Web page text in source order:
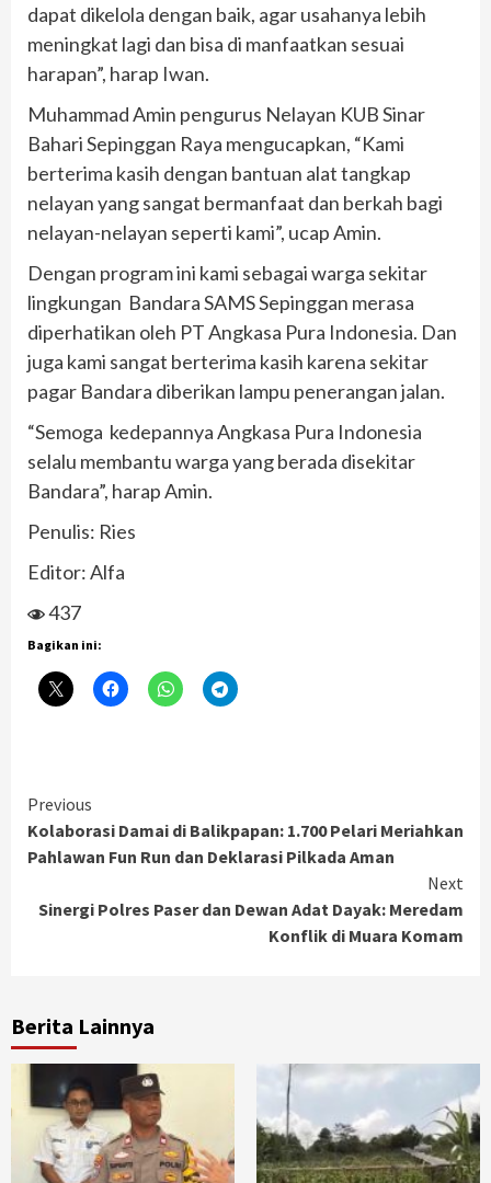
dapat dikelola dengan baik, agar usahanya lebih
meningkat lagi dan bisa di manfaatkan sesuai
harapan”, harap Iwan.
Muhammad Amin pengurus Nelayan KUB Sinar
Bahari Sepinggan Raya mengucapkan, “Kami
berterima kasih dengan bantuan alat tangkap
nelayan yang sangat bermanfaat dan berkah bagi
nelayan-nelayan seperti kami”, ucap Amin.
Dengan program ini kami sebagai warga sekitar
lingkungan Bandara SAMS Sepinggan merasa
diperhatikan oleh PT Angkasa Pura Indonesia. Dan
juga kami sangat berterima kasih karena sekitar
pagar Bandara diberikan lampu penerangan jalan.
“Semoga kedepannya Angkasa Pura Indonesia
selalu membantu warga yang berada disekitar
Bandara”, harap Amin.
Penulis: Ries
Editor: Alfa
437
Bagikan ini:
Continue
Reading
Previous
Kolaborasi Damai di Balikpapan: 1.700 Pelari Meriahkan
Pahlawan Fun Run dan Deklarasi Pilkada Aman
Next
Sinergi Polres Paser dan Dewan Adat Dayak: Meredam
Konflik di Muara Komam
Berita Lainnya